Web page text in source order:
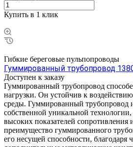
Купить в 1 клик
Гибкие береговые пульпопроводы
Гуммированный трубопровод
Доступен к заказу
Гуммированный трубопровод
нагрузки. Он устойчив к
среды. Гуммированный трубопровод
собственной уникальной технологии,
высоких показателей сопротивления
преимущество гуммированного
его несущей способности, благодаря